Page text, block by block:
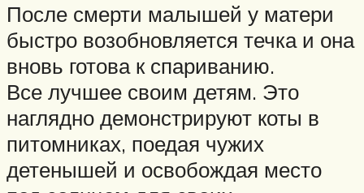
После смерти малышей у матери
быстро возобновляется течка и она
вновь готова к спариванию.
Все лучшее своим детям. Это
наглядно демонстрируют коты в
питомниках, поедая чужих
детенышей и освобождая место